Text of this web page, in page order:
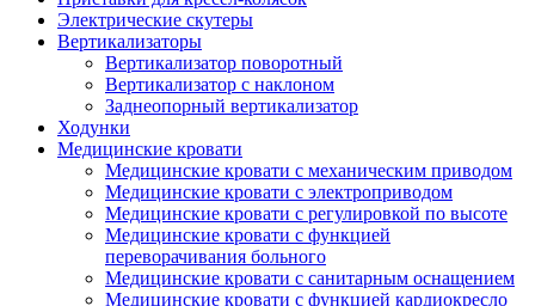
Электрические скутеры
Вертикализаторы
Вертикализатор поворотный
Вертикализатор с наклоном
Заднеопорный вертикализатор
Ходунки
Медицинские кровати
Медицинские кровати с механическим приводом
Медицинские кровати с электроприводом
Медицинские кровати с регулировкой по высоте
Медицинские кровати с функцией
переворачивания больного
Медицинские кровати с санитарным оснащением
Медицинские кровати с функцией кардиокресло